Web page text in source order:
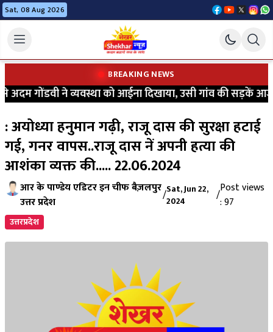
Sat, 08 Aug 2026
BREAKING NEWS
गोंडवी ने व्यवस्था को आईना दिखाया, उसी गांव की सड़कें आज
: अयोध्या हनुमान गढ़ी, राजू दास की सुरक्षा हटाई
गई, गनर वापस..राजू दास नें अपनी हत्या की
आशंका व्यक्त की..... 22.06.2024
आर के पाण्डेय एडिटर इन चीफ बैज़लपुर
उत्तर प्रदेश
/Sat, Jun 22,
2024
/Post views
: 97
उत्तरप्रदेश